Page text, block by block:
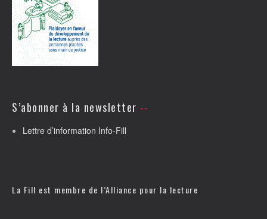
S’abonner à la newsletter
Lettre d’information Info-Fill
La Fill est membre de l’Alliance pour la lecture